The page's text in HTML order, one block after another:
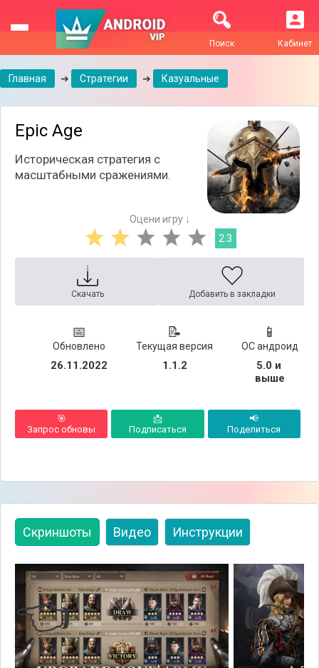
Кабинет
Поиск
Главная ➔ Стратегии ➔ Казуальные
Epic Age
Историческая стратегия с
масштабными сражениями.
Оцени игру ↓
2.3
Скачать Добавить в закладки
📅
Обновлено
26.11.2022
📝
Текущая версия
1.1.2
📱
ОС андроид
5.0 и
выше
🎯
Запрос обновы
📩
Подписаться
📢
Поделиться
Скриншоты Видео Инструкции
👈 👉